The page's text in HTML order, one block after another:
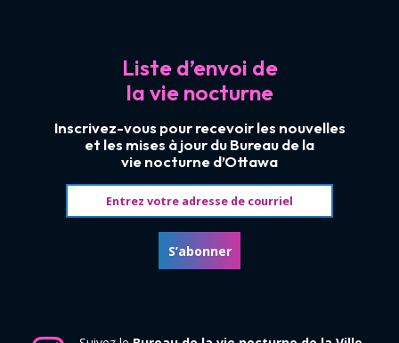
Liste d’envoi de
la vie nocturne
Inscrivez-vous pour recevoir les nouvelles
et les mises à jour du Bureau de la
vie nocturne d’Ottawa
S’abonner